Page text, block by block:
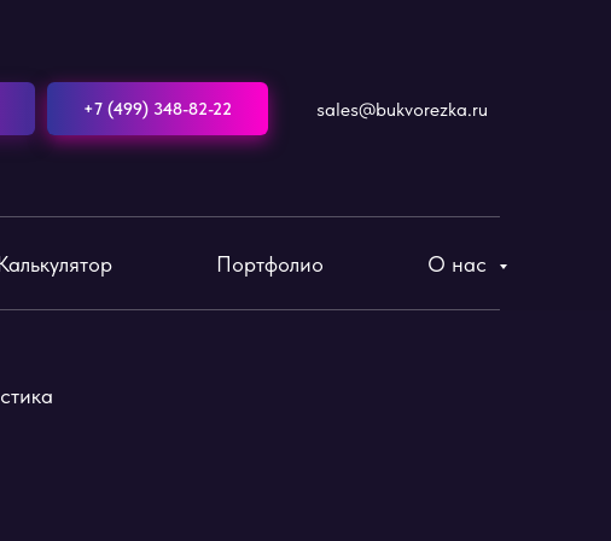
+7 (499) 348-82-22 sales@bukvorezka.ru
Портфолио О нас